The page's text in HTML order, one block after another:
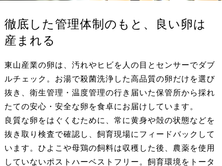
徹底した管理体制のもと、良い卵は
産まれる
東山産業の卵は、汚れやヒビを人の目とセンサーでダブ
ルチェック。お湯で殺菌洗浄した高品質の卵だけを選び
抜き、衛生管理・温度管理の行き届いた保管所から採れ
たての安心・安全な卵を食卓にお届けしています。
良質な卵をはぐくむために、常に黄身や殻の状態などを
抜き取り検査で確認し、飼育現場にフィードバックして
います。ひよこや母鶏の飼料は収穫した後、農薬を使用
していないポストハーベストフリー。飼育環境をトータ